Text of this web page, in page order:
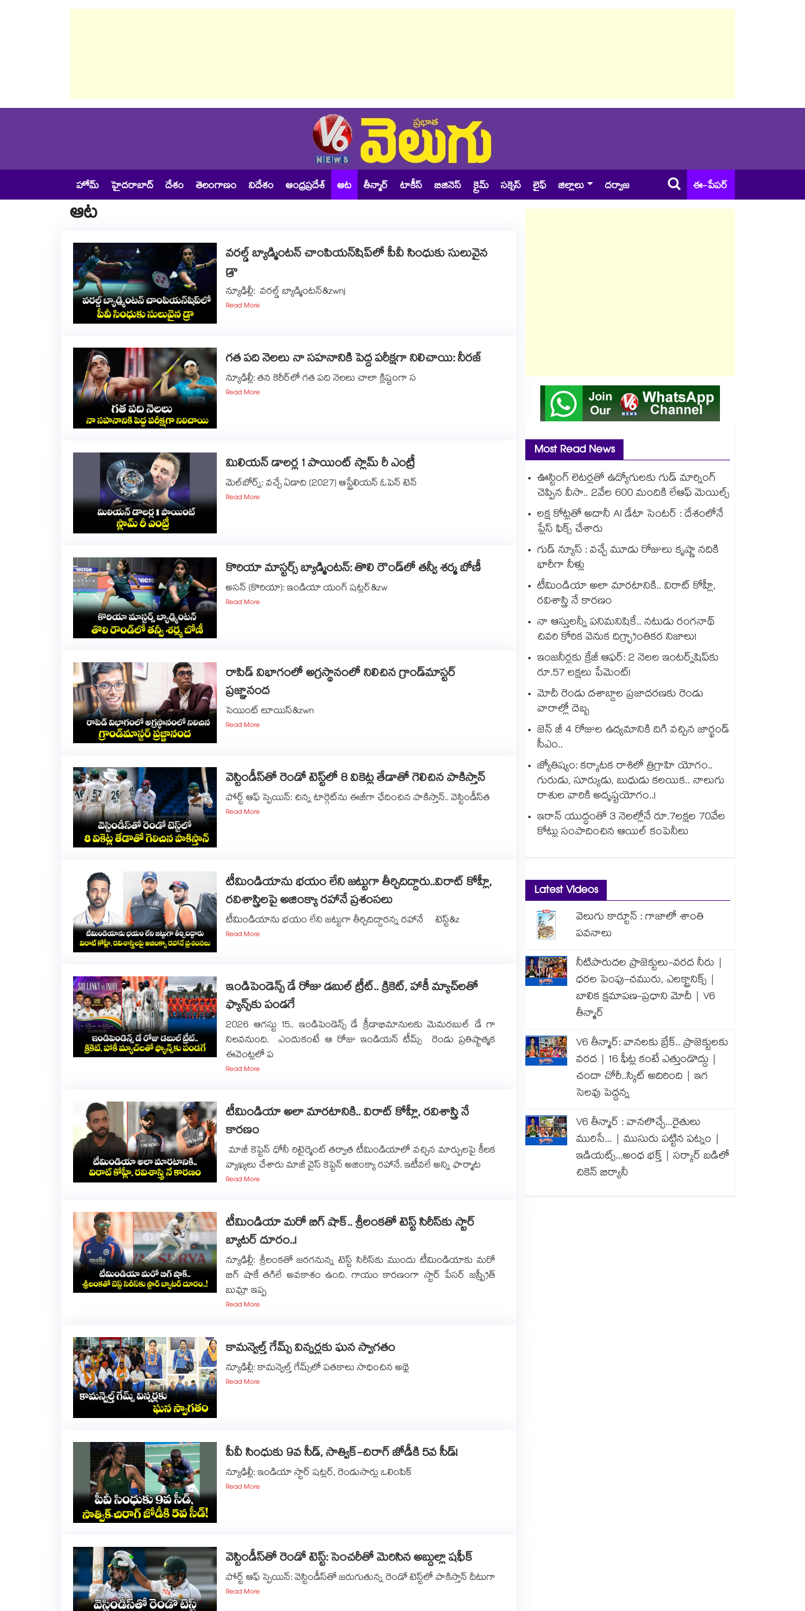
హోమ్ హైదరాబాద్ దేశం తెలంగాణం విదేశం ఆంధ్రప్రదేశ్ ఆట తీన్మార్ టాకీస్ బిజినెస్ క్రైమ్ సక్సెస్ లైఫ్ జిల్లాలు దర్వాజ ఈ-పేపర్
ఆట
వరల్డ్ బ్యాడ్మింటన్ చాంపియన్‌షిప్‌లో పీవీ సింధుకు సులువైన
డ్రా
న్యూఢిల్లీ: వరల్డ్‌‌‌‌‌‌‌‌‌‌‌‌‌‌ బ్యాడ్మింటన్‌‌‌‌&zwnj
Read More
గత పది నెలలు నా సహనానికి పెద్ద పరీక్షగా నిలిచాయి: నీరజ్‌‌‌‌‌‌‌‌‌‌‌‌‌‌‌‌‌‌‌‌‌‌‌‌‌‌‌‌‌‌‌‌
న్యూఢిల్లీ: తన కెరీర్‌‌‌‌‌‌‌‌‌‌‌‌‌‌‌‌లో గత పది నెలలు చాలా క్లిష్టంగా స
Read More
మిలియన్‌‌‌‌‌‌‌‌‌‌‌‌‌‌‌‌ డాలర్ల 1 పాయింట్‌‌‌‌‌‌‌‌‌‌‌‌‌‌‌‌ స్లామ్‌‌‌‌‌‌‌‌‌‌‌‌‌‌‌‌ రీ ఎంట్రీ
మెల్‌‌‌‌‌‌‌‌‌‌‌‌‌‌‌‌బోర్న్: వచ్చే ఏడాది (2027) ఆస్ట్రేలియన్ ఓపెన్ టెన్
Read More
కొరియా మాస్టర్స్ బ్యాడ్మింటన్: తొలి రౌండ్‌లో తన్వీ శర్మ బోణీ
అసన్‌‌‌‌‌‌‌‌ (కొరియా): ఇండియా యంగ్‌‌‌‌‌‌‌‌ షట్లర్‌‌‌&zw
Read More
రాపిడ్ విభాగంలో అగ్రస్థానంలో నిలిచిన గ్రాండ్‌మాస్టర్
ప్రజ్ఞానంద
సెయింట్‌‌‌‌‌‌‌‌‌‌‌‌‌‌‌‌ లూయిస్‌‌‌‌‌‌&zwn
Read More
వెస్టిండీస్‌తో రెండో టెస్ట్‌లో 8 వికెట్ల తేడాతో గెలిచిన పాకిస్తాన్
పోర్ట్‌‌ ఆఫ్‌‌ స్పెయిన్‌‌: చిన్న టార్గెట్‌‌ను ఈజీగా ఛేదించిన పాకిస్తాన్‌‌.. వెస్టిండీస్‌‌త
Read More
టీమిండియాను భయం లేని జట్టుగా తీర్చిదిద్దారు..విరాట్ కోహ్లీ,
రవిశాస్త్రిలపై అజింక్యా రహానే ప్రశంసలు
టీమిండియాను భయం లేని జట్టుగా తీర్చిదిద్దారన్న రహానే టెస్ట్‌‌‌‌‌‌‌‌‌‌‌&z
Read More
ఇండిపెండెన్స్ డే రోజు డబుల్ ట్రీట్.. క్రికెట్, హాకీ మ్యాచ్⁭లతో
ఫ్యాన్స్⁭కు పండగే
2026 ఆగస్టు 15.. ఇండిపెండెన్స్ డే క్రీడాభిమానులకు మెమరబుల్ డే గా
నిలవనుంది. ఎందుకంటే ఆ రోజు ఇండియన్ టీమ్స్ రెండు ప్రతిష్టాత్మక
ఈవెంట్లలో ప
Read More
టీమిండియా అలా మారటానికి.. విరాట్ కోహ్లీ, రవిశాస్త్రి నే
కారణం
మాజీ కెప్టెన్ ధోనీ రిటైర్మెంట్ తర్వాత టీమిండియాలో వచ్చిన మార్పులపై కీలక
వ్యాఖ్యలు చేశారు మాజీ వైస్ కెప్టెన్ అజింక్యా రహానే. ఇటీవలే అన్ని ఫార్మాట
Read More
టీమిండియా మరో బిగ్ షాక్.. శ్రీలంకతో టెస్ట్ సిరీస్‎కు స్టార్
బ్యాటర్ దూరం..!
న్యూఢిల్లీ: శ్రీలంకతో జరగనున్న టెస్ట్ సిరీస్‎కు ముందు టీమిండియాకు మరో
బిగ్ షాకే తగిలే అవకాశం ఉంది. గాయం కారణంగా స్టార్ పేసర్ జస్ప్రీత్
బుమ్రా ఇప్ప
Read More
కామన్వెల్త్‌‌‌‌‌‌‌‌ గేమ్స్‌‌‌‌‌‌‌‌ విన్నర్లకు ఘన స్వాగతం
న్యూఢిల్లీ: కామన్వెల్త్‌‌‌‌‌‌‌‌ గేమ్స్‌‌‌‌‌‌‌‌లో పతకాలు సాధించిన అథ్లె
Read More
పీవీ సింధుకు 9వ సీడ్, సాత్విక్-చిరాగ్ జోడీకి 5వ సీడ్!
న్యూఢిల్లీ: ఇండియా స్టార్‌‌‌‌‌‌‌‌ షట్లర్‌‌‌‌‌‌‌‌, రెండుసార్లు ఒలింపిక్
Read More
వెస్టిండీస్‌తో రెండో టెస్ట్: సెంచరీతో మెరిసిన అబ్దుల్లా షఫీక్
పోర్ట్‌‌ ఆఫ్‌‌ స్పెయిన్‌‌: వెస్టిండీస్‌‌తో జరుగుతున్న రెండో టెస్ట్‌‌లో పాకిస్తాన్‌‌ దీటుగా
Read More
Most Read News
ఊస్టింగ్ లెటర్లతో ఉద్యోగులకు గుడ్ మార్నింగ్
చెప్పిన వీసా.. 2వేల 600 మందికి లేఆఫ్ మెయిల్స్
లక్ష కోట్లతో అదానీ AI డేటా సెంటర్ : దేశంలోనే
ప్లేస్ ఫిక్స్ చేశారు
గుడ్ న్యూస్ : వచ్చే మూడు రోజులు కృష్ణా నదికి
భారీగా నీళ్లు
టీమిండియా అలా మారటానికి.. విరాట్ కోహ్లీ,
రవిశాస్త్రి నే కారణం
నా ఆస్తులన్నీ పనిమనిషికే.. నటుడు రంగనాథ్
చివరి కోరిక వెనుక దిగ్భ్రాంతికర నిజాలు!
ఇంజనీర్లకు క్రేజీ ఆఫర్: 2 నెలల ఇంటర్న్‌షిప్‌కు
రూ.57 లక్షలు పేమెంట్!
మోదీ రెండు దశాబ్దాల ప్రజాదరణకు రెండు
వారాల్లో దెబ్బ
జెన్ జీ 4 రోజుల ఉద్యమానికి దిగి వచ్చిన జార్ఖండ్
సీఎం..
జ్యోతిష్యం: కర్కాటక రాశిలో త్రిగ్రాహి యోగం..
గురుడు, సూర్యుడు, బుధుడు కలయిక.. నాలుగు
రాశుల వారికి అదృష్టయోగం..!
ఇరాన్ యుద్ధంతో 3 నెలల్లోనే రూ.7లక్షల 70వేల
కోట్లు సంపాదించిన ఆయిల్ కంపెనీలు
Latest Videos
వెలుగు కార్టూన్ : గాజాలో శాంతి
పవనాలు
నీటిపారుదల ప్రాజెక్టులు-వరద నీరు |
ధరల పెంపు-చమురు, ఎలక్ట్రానిక్స్ |
బాలిక క్షమాపణ-ప్రధాని మోదీ | V6
తీన్మార్
V6 తీన్మార్: వానలకు బ్రేక్.. ప్రాజెక్టులకు
వరద | 16 ఫీట్ల కంటే ఎత్తుండొద్దు |
చందా చోరీ..స్కిట్ అదిరింది | ఇగ
సెలవు పెద్దన్న
V6 తీన్మార్ : వానలొచ్చే...రైతులు
మురిసే... | ముసురు పట్టిన పట్నం |
ఇడియట్స్...అంధ భక్త్ | సర్కార్ బడిలో
చికెన్ బిర్యానీ